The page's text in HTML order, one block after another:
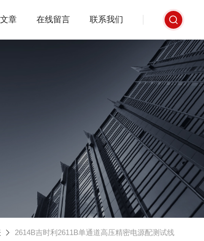
章 在线留言 联系我们
2614B吉时利2611B单通道高压精密电源配测试线